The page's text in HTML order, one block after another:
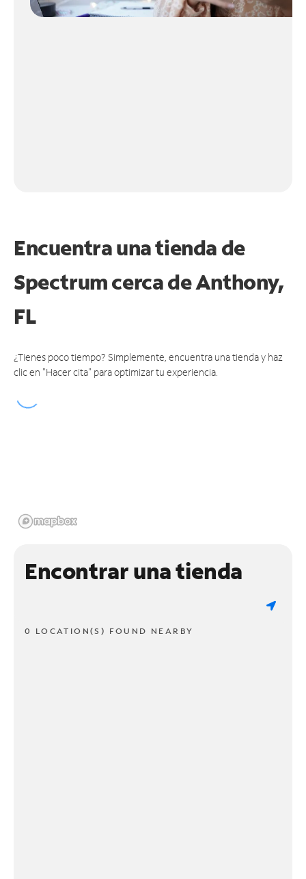
Encuentra una tienda de
Spectrumcerca de Anthony,
FL
¿Tienes poco tiempo? Simplemente, encuentra una tienda y haz
clic en "Hacer cita" para optimizar tu experiencia.
Encontrar una tienda
0 LOCATION(S) FOUND NEARBY